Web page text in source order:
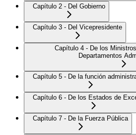
Capítulo 2 - Del Gobierno
Capítulo 3 - Del Vicepresidente
Capítulo 4 - De los
Departamentos
Capítulo 5 - De la función
Capítulo 6 - De los Estados de
Capítulo 7 - De la Fuerza Pública